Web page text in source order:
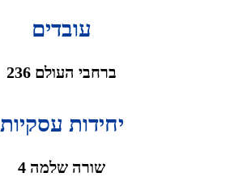
עובדים
236 ברחבי העולם
יחידות עסקיות
4 שורה שלמה